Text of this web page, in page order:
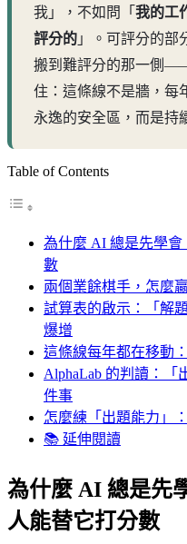
我」，不如問「 我的工
評分的 」。可評分的部
搬到難評分的那一側
住：這條線不是牆，每
永逸的安全區，而是持
Table of Contents
為什麼 AI 總是先學
數
兩個業餘棋手，怎麼
試算表的啟示：「解
爆增
這條線每年都在移動
AlphaLab 的判讀：「
件事
怎麼練「出題能力」
📚 延伸閱讀
為什麼 AI 總是先
人能替它打分數